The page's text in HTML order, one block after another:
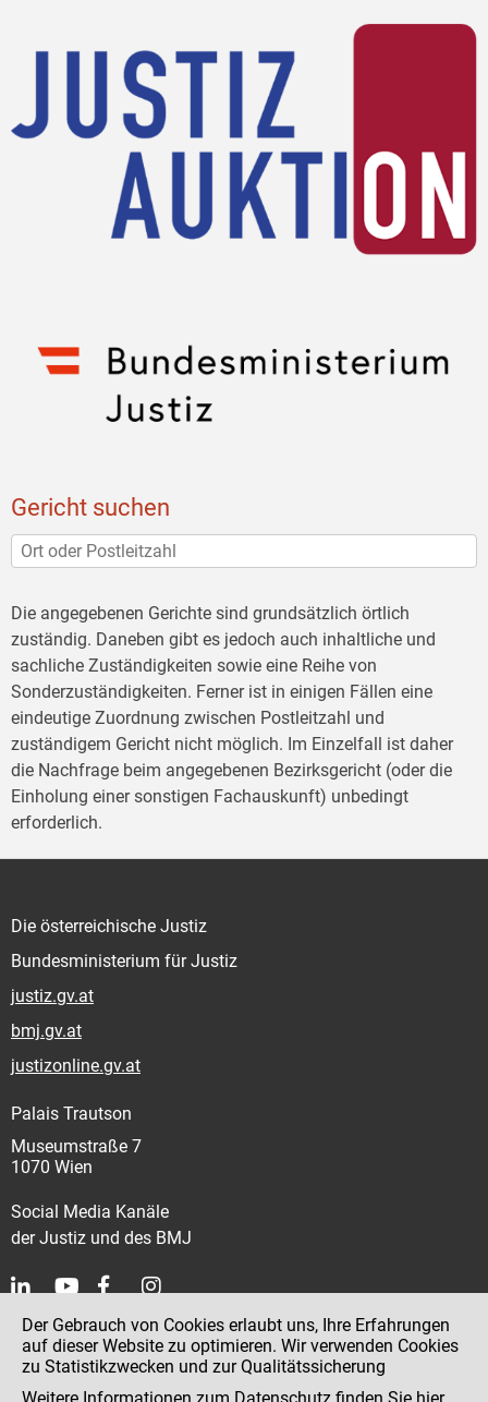
Gericht suchen
Die angegebenen Gerichte sind grundsätzlich örtlich
zuständig. Daneben gibt es jedoch auch inhaltliche und
sachliche Zuständigkeiten sowie eine Reihe von
Sonderzuständigkeiten. Ferner ist in einigen Fällen eine
eindeutige Zuordnung zwischen Postleitzahl und
zuständigem Gericht nicht möglich. Im Einzelfall ist daher
die Nachfrage beim angegebenen Bezirksgericht (oder die
Einholung einer sonstigen Fachauskunft) unbedingt
erforderlich.
Die österreichische Justiz
Bundesministerium für Justiz
justiz.gv.at
bmj.gv.at
justizonline.gv.at
Palais Trautson
Museumstraße 7
1070 Wien
Social Media Kanäle
der Justiz und des BMJ
Kontakt
Impressum
Der Gebrauch von Cookies erlaubt uns, Ihre Erfahrungen
auf dieser Website zu optimieren. Wir verwenden Cookies
zu Statistikzwecken und zur Qualitätssicherung